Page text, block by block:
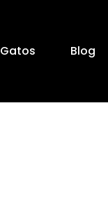
Gatos Blog